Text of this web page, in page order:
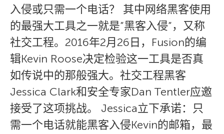
入侵或只需一个电话？ 其中网络黑客使用
的最强大工具之一就是”黑客入侵”，又称
社交工程。2016年2月26日，Fusion的编
辑Kevin Roose决定检验这一工具是否真
如传说中的那般强大。社交工程黑客
Jessica Clark和安全专家Dan Tentler应邀
接受了这项挑战。 Jessica立下承诺：只
需一个电话就能黑客入侵Kevin的邮箱，最